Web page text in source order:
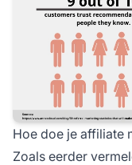
Hoe doe je affiliate
Zoals eerder